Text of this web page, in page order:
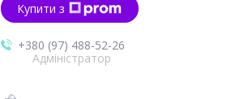
Купити з
+380 (97) 488-52-26
Адміністратор